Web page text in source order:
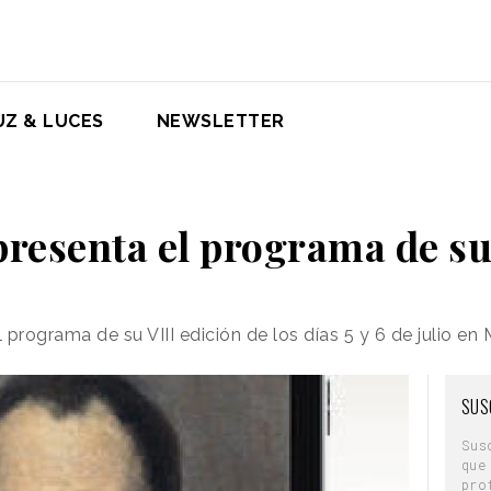
& LUCES NEWSLETTER
el programa de
de su VIII edición de los días 5 y 6 de julio en